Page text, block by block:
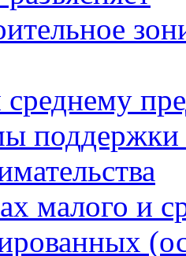
поддержки
малого и